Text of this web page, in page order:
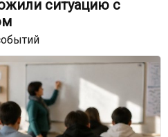
ситуацию с